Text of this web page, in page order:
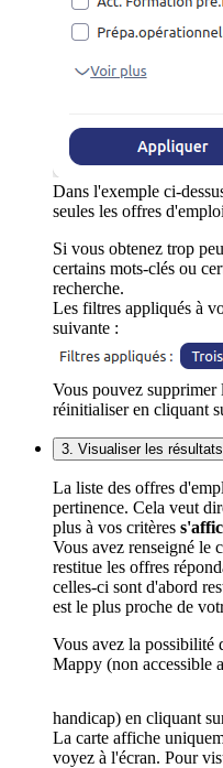
Dans l'exemple ci-
seules les offres
Si vous obtenez trop
certains mots-clés ou
recherche.
Les filtres appliqués à
suivante :
Vous pouvez
réinitialiser en cliquant
3. Visualiser les
La liste des offres
pertinence. Cela veut
plus à vos critères
Vous avez renseigné le
restitue les offres
celles-ci sont d'abord
est le plus proche de
Vous avez la possibilité
Mappy (non accessible
handicap) en cliquant
La carte affiche
voyez à l'écran. Pour